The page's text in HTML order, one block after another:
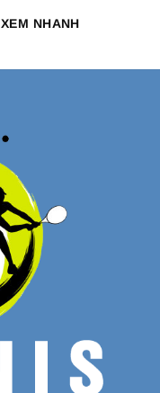
XEM NHANH